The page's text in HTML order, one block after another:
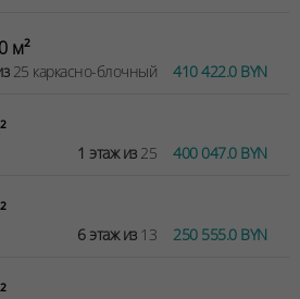
м²
25 каркасно-блочный 410 422.0 BYN
1 этаж из25 400 047.0 BYN
6 этаж из13 250 555.0 BYN